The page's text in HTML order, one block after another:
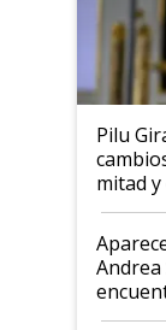
Pilu
mitad y
ser
cómo